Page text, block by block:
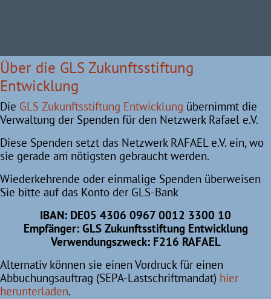
Über die GLS Zukunftsstiftung
Entwicklung
Die GLS Zukunftsstiftung Entwicklung übernimmt die
Verwaltung der Spenden für den Netzwerk Rafael e.V.
Diese Spenden setzt das Netzwerk RAFAEL e.V. ein, wo
sie gerade am nötigsten gebraucht werden.
Wiederkehrende oder einmalige Spenden überweisen
Sie bitte auf das Konto der GLS-Bank
IBAN: DE05 4306 0967 0012 3300 10
Empfänger: GLS Zukunftsstiftung Entwicklung
Verwendungszweck: F216 RAFAEL
Alternativ können sie einen Vordruck für einen
Abbuchungsauftrag (SEPA-Lastschriftmandat) hier
herunterladen.